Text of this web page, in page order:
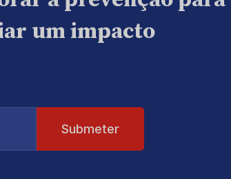
um impacto